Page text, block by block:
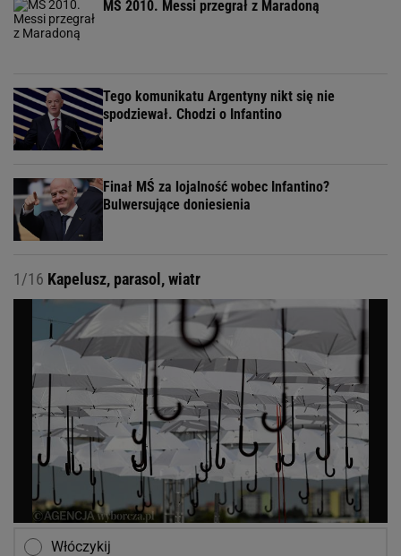
MŚ 2010. Messi przegrał z Maradoną
Tego komunikatu Argentyny nikt się nie
spodziewał. Chodzi o Infantino
Finał MŚ za lojalność wobec Infantino?
Bulwersujące doniesienia
1/16 Kapelusz, parasol, wiatr
Włóczykij